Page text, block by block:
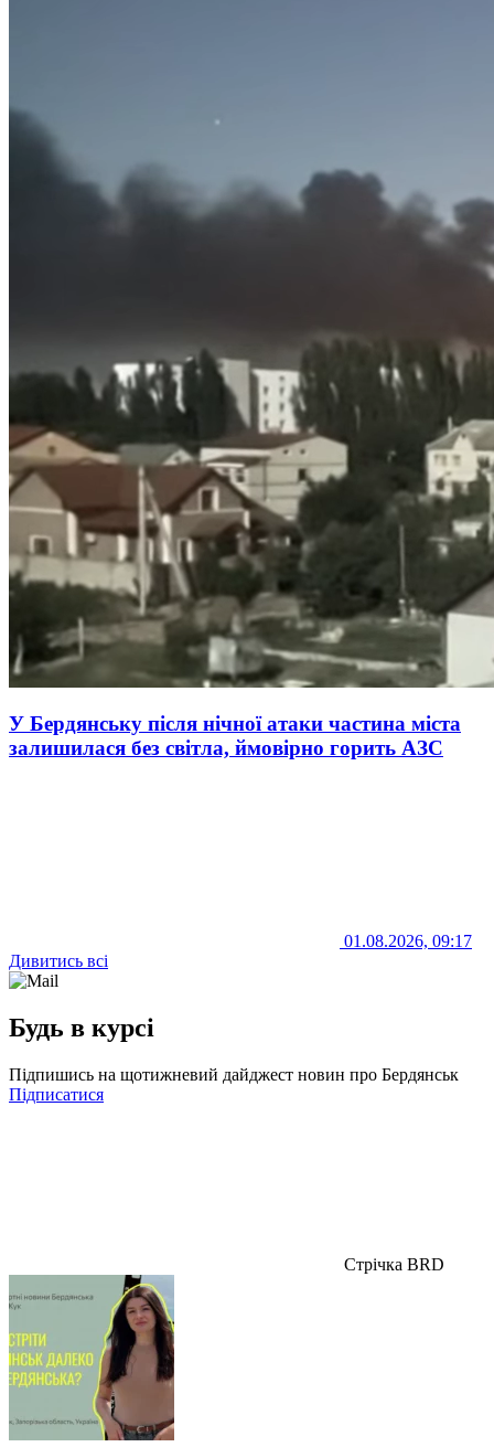
У Бердянську після нічної атаки частина міста
залишилася без світла, ймовірно горить АЗС
01.08.2026, 09:17
Дивитись всі
Будь в курсі
Підпишись на щотижневий дайджест новин про Бердянськ
Підписатися
Стрічка BRD